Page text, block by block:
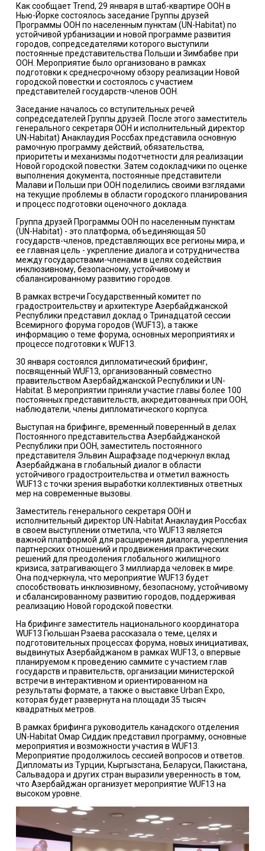
Как сообщает Trend, 29 января в штаб-квартире ООН в
Нью-Йорке состоялось заседание Группы друзей
Программы ООН по населенным пунктам (UN-Habitat) по
устойчивой урбанизации и новой программе развития
городов, сопредседателями которого выступили
постоянные представительства Польши и Зимбабве при
ООН. Мероприятие было организовано в рамках
подготовки к среднесрочному обзору реализации Новой
городской повестки и состоялось с участием
представителей государств-членов ООН.
Заседание началось со вступительных речей
сопредседателей Группы друзей. После этого заместитель
генерального секретаря ООН и исполнительный директор
UN-Habitat) Анаклаудия Россбах представила основную
рамочную программу действий, обязательства,
приоритеты и механизмы подотчетности для реализации
Новой городской повестки. Затем содокладчики по оценке
выполнения документа, постоянные представители
Малави и Польши при ООН поделились своими взглядами
на текущие проблемы в области городского планирования
и процесс подготовки оценочного доклада.
Группа друзей Программы ООН по населенным пунктам
(UN-Habitat) - это платформа, объединяющая 50
государств-членов, представляющих все регионы мира, и
ее главная цель - укрепление диалога и сотрудничества
между государствами-членами в целях содействия
инклюзивному, безопасному, устойчивому и
сбалансированному развитию городов.
В рамках встречи Государственный комитет по
градостроительству и архитектуре Азербайджанской
Республики представил доклад о Тринадцатой сессии
Всемирного форума городов (WUF13), а также
информацию о теме форума, основных мероприятиях и
процессе подготовки к WUF13.
30 января состоялся дипломатический брифинг,
посвященный WUF13, организованный совместно
правительством Азербайджанской Республики и UN-
Habitat. В мероприятии приняли участие главы более 100
постоянных представительств, аккредитованных при ООН,
наблюдатели, члены дипломатического корпуса.
Выступая на брифинге, временный поверенный в делах
Постоянного представительства Азербайджанской
Республики при ООН, заместитель постоянного
представителя Эльвин Ашрафзаде подчеркнул вклад
Азербайджана в глобальный диалог в области
устойчивого градостроительства и отметил важность
WUF13 с точки зрения выработки коллективных ответных
мер на современные вызовы.
Заместитель генерального секретаря ООН и
исполнительный директор UN-Habitat Анаклаудия Россбах
в своем выступлении отметила, что WUF13 является
важной платформой для расширения диалога, укрепления
партнерских отношений и продвижения практических
решений для преодоления глобального жилищного
кризиса, затрагивающего 3 миллиарда человек в мире.
Она подчеркнула, что мероприятие WUF13 будет
способствовать инклюзивному, безопасному, устойчивому
и сбалансированному развитию городов, поддерживая
реализацию Новой городской повестки.
На брифинге заместитель национального координатора
WUF13 Гюльшан Рзаева рассказала о теме, целях и
подготовительных процессах форума, новых инициативах,
выдвинутых Азербайджаном в рамках WUF13, о впервые
планируемом к проведению саммите с участием глав
государств и правительств, организации министерской
встречи в интерактивном и ориентированном на
результаты формате, а также о выставке Urban Expo,
которая будет развернута на площади 35 тысяч
квадратных метров.
В рамках брифинга руководитель канадского отделения
UN-Habitat Омар Сиддик представил программу, основные
мероприятия и возможности участия в WUF13.
Мероприятие продолжилось сессией вопросов и ответов.
Дипломаты из Турции, Кыргызстана, Беларуси, Пакистана,
Сальвадора и других стран выразили уверенность в том,
что Азербайджан организует мероприятие WUF13 на
высоком уровне.